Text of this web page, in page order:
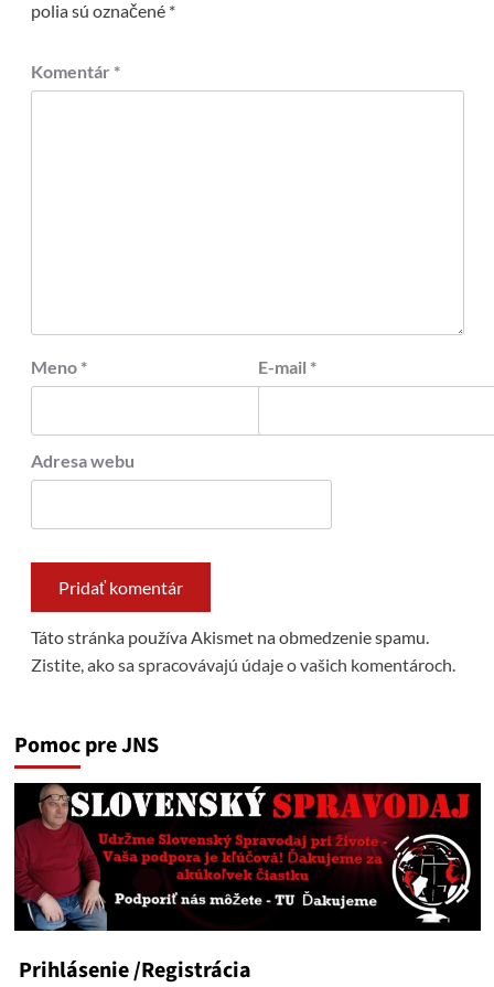
polia sú označené *
Komentár *
Meno * E-mail *
Adresa webu
Táto stránka používa Akismet na obmedzenie spamu.
Zistite, ako sa spracovávajú údaje o vašich komentároch.
Pomoc pre JNS
Prihlásenie/Registrácia